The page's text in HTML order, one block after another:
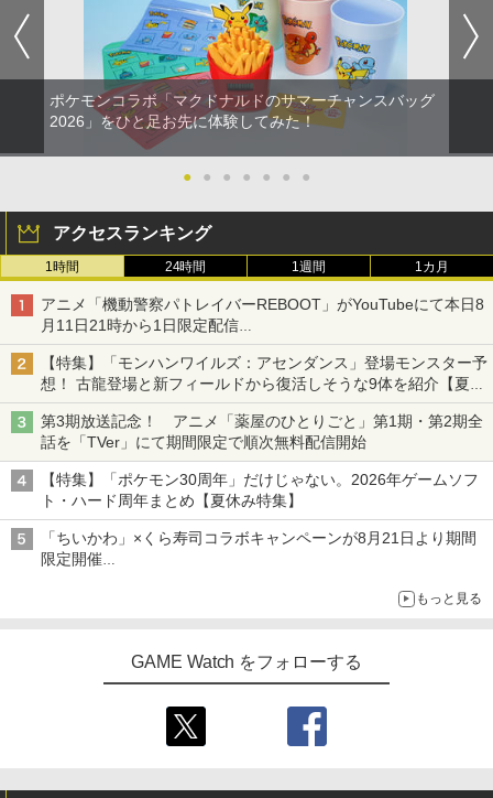
ポケモンコラボ「マクドナルドのサマーチャンスバッグ
2026」をひと足お先に体験してみた！
● ● ● ● ● ● ●
アクセスランキング
1時間 24時間 1週間 1カ月
アニメ「機動警察パトレイバーREBOOT」がYouTubeにて本日8
月11日21時から1日限定配信
8月14日にはU-NEXTで限定配信
【特集】「モンハンワイルズ：アセンダンス」登場モンスター予
想！ 古龍登場と新フィールドから復活しそうな9体を紹介【夏休
み特集2026】
第3期放送記念！ アニメ「薬屋のひとりごと」第1期・第2期全
話を「TVer」にて期間限定で順次無料配信開始
【特集】「ポケモン30周年」だけじゃない。2026年ゲームソフ
ト・ハード周年まとめ【夏休み特集】
「ちいかわ」×くら寿司コラボキャンペーンが8月21日より期間
限定開催
もっと見る
GAME Watch をフォローする